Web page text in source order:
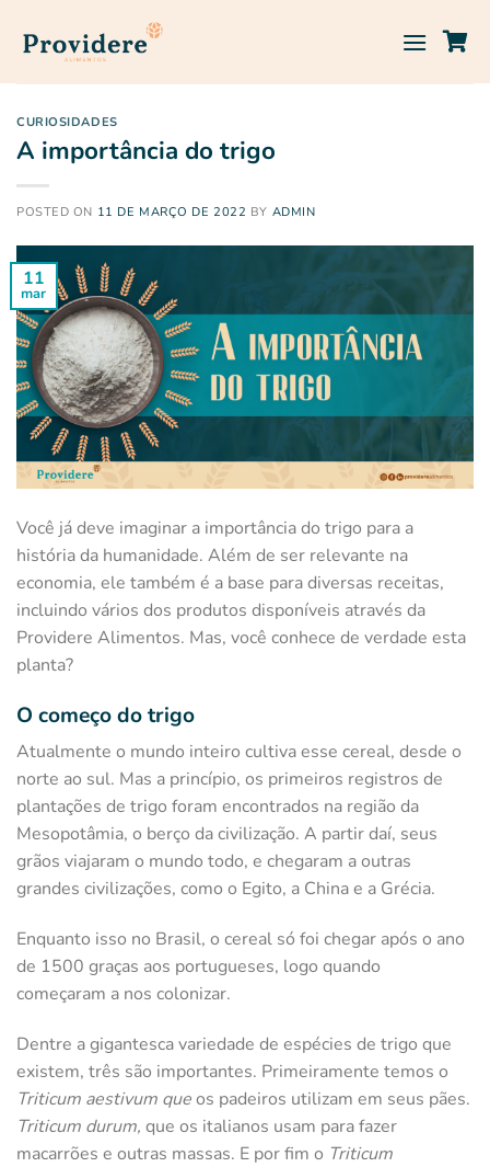
CURIOSIDADES
A importância do trigo
POSTED ON 11 DE MARÇO DE 2022 BY ADMIN
11
mar
Você já deve imaginar a importância do trigo para a
história da humanidade. Além de ser relevante na
economia, ele também é a base para diversas receitas,
incluindo vários dos produtos disponíveis através da
Providere Alimentos. Mas, você conhece de verdade esta
planta?
O começo do trigo
Atualmente o mundo inteiro cultiva esse cereal, desde o
norte ao sul. Mas a princípio, os primeiros registros de
plantações de trigo foram encontrados na região da
Mesopotâmia, o berço da civilização. A partir daí, seus
grãos viajaram o mundo todo, e chegaram a outras
grandes civilizações, como o Egito, a China e a Grécia.
Enquanto isso no Brasil, o cereal só foi chegar após o ano
de 1500 graças aos portugueses, logo quando
começaram a nos colonizar.
Dentre a gigantesca variedade de espécies de trigo que
existem, três são importantes. Primeiramente temos o
Triticum aestivum queos padeiros utilizam em seus pães.
Triticum durum, que os italianos usam para fazer
macarrões e outras massas. E por fim o Triticum